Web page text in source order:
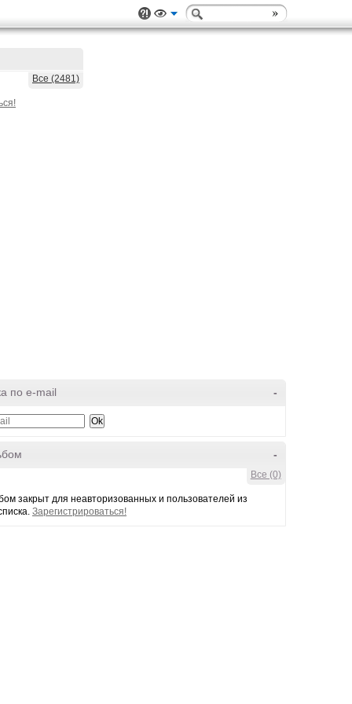
Все (2481)
-
по e-mail
-
Все (0)
закрыт для неавторизованных и пользователей из
Зарегистрироваться!